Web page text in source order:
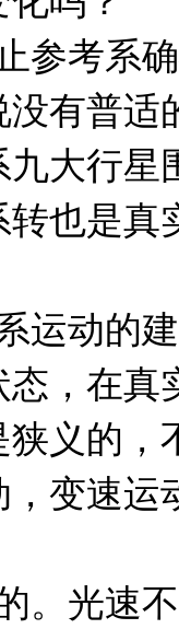
参考系
没有普
大行星
转也是
运动的
态，在真
义的，
变速运
。光速